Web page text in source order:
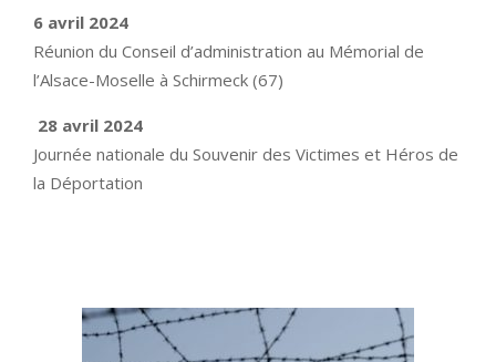
6 avril 2024
Réunion du Conseil d’administration au Mémorial de
l’Alsace-Moselle à Schirmeck (67)
28 avril 2024
Journée nationale du Souvenir des Victimes et Héros de
la Déportation